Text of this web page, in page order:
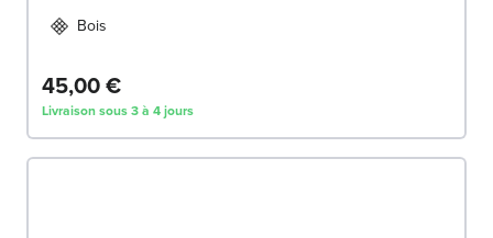
Bois
45,00 €
Livraison sous 3 à 4 jours